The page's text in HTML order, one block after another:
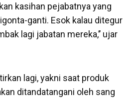
kasihan pejabatnya yang
ganti. Esok kalau ditegur
lagi jabatan mereka,’’ ujar
lagi, yakni saat produk
ditandatangani oleh sang